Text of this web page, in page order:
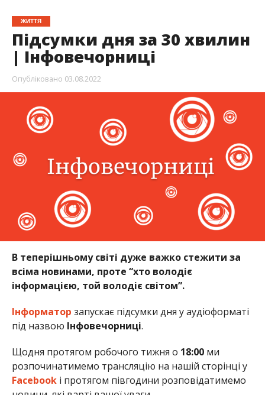
ЖИТТЯ
Підсумки дня за 30 хвилин
| Інфовечорниці
Опубліковано 03.08.2022
В теперішньому світі дуже важко стежити за
всіма новинами, проте “хто володіє
інформацією, той володіє світом”.
Інформатор запускає підсумки дня у аудіоформаті
під назвою Інфовечорниці.
Щодня протягом робочого тижня о 18:00ми
розпочинатимемо трансляцію на нашій сторінці у
Facebookі протягом півгодини розповідатимемо